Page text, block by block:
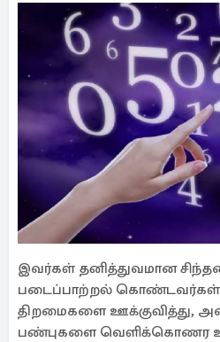
இவர்கள் தனித்துவமான
படைப்பாற்றல்
திறமைகளை ஊக்குவித்து,
பண்புகளை வெளிக்கொணர